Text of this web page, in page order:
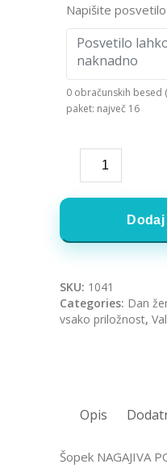
Napišite posvetilo
0 obračunskih besed
paket: največ 16
SKU: 1041
Categories: Dan
vsako priložnost,
Opis
Šopek NAGAJIVA